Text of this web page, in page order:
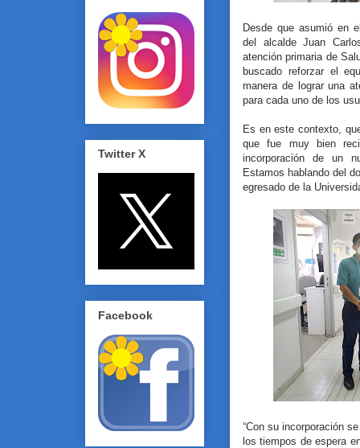
Desde que asumió en
del alcalde Juan
atención primaria de
buscado reforzar el
manera de lograr una
para cada uno de los
Es en este contexto,
que fue muy bien
incorporación de un
Estamos hablando del
egresado de la
“Con su incorporación
los tiempos de espera
Twitter X
Facebook